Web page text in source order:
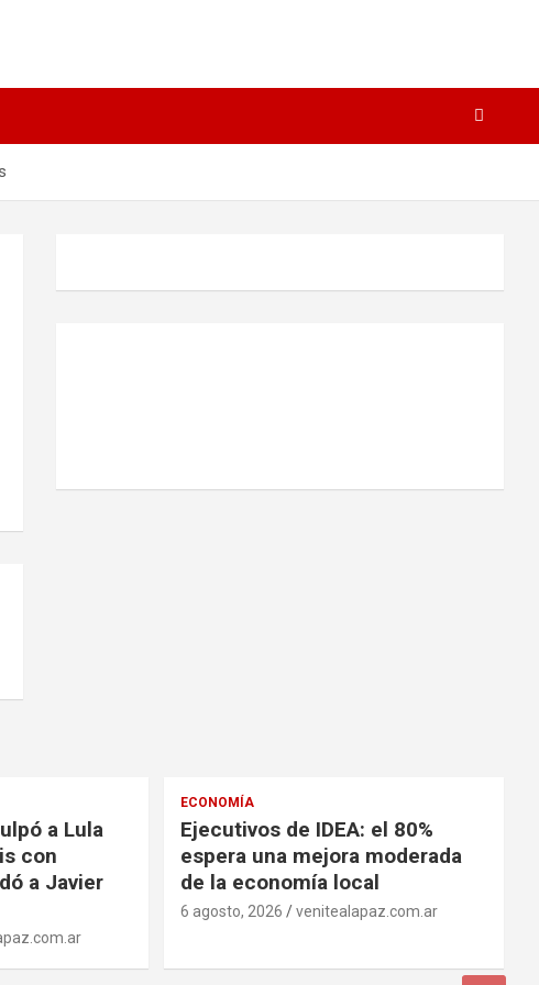
a Lula
con
a Javier
ECONOMÍA
Ejecutivos de IDEA: el 80%
espera una mejora moderada
de la economía local
6 agosto, 2026 venitealapaz.com.ar